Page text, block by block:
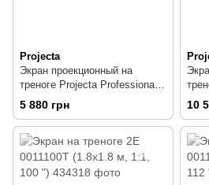
Projecta
Экран проекционный на
треноге Projecta Professional
MW 10430108 (152x152 см,
1:1, 81 ")
5 880 грн
MW
1:1,
10